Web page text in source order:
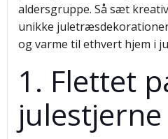
aldersgruppe. Så sæt
unikke
og varme til ethvert hjem i
1. Flettet
julestjerne